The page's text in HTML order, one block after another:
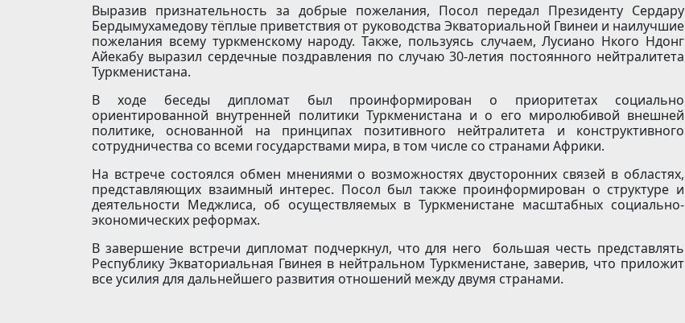
Выразив признательность за добрые пожелания, Посол передал Президенту Сердару
Бердымухамедову тёплые приветствия от руководства Экваториальной Гвинеи и наилучшие
пожелания всему туркменскому народу. Также, пользуясь случаем, Лусиано Нкого Ндонг
Айекабу выразил сердечные поздравления по случаю 30-летия постоянного нейтралитета
Туркменистана.
В ходе беседы дипломат был проинформирован о приоритетах социально
ориентированной внутренней политики Туркменистана и о его миролюбивой внешней
политике, основанной на принципах позитивного нейтралитета и конструктивного
сотрудничества со всеми государствами мира, в том числе со странами Африки.
На встрече состоялся обмен мнениями о возможностях двусторонних связей в областях,
представляющих взаимный интерес. Посол был также проинформирован о структуре и
деятельности Меджлиса, об осуществляемых в Туркменистане масштабных социально-
экономических реформах.
В завершение встречи дипломат подчеркнул, что для него большая честь представлять
Республику Экваториальная Гвинея в нейтральном Туркменистане, заверив, что приложит
все усилия для дальнейшего развития отношений между двумя странами.